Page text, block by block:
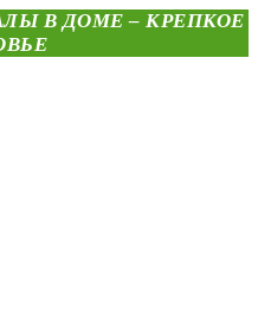
В ДОМЕ – КРЕПКОЕ